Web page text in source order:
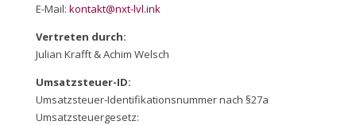
E-Mail: kontakt@nxt-lvl.ink
Vertreten durch:
Julian Krafft & Achim Welsch
Umsatzsteuer-ID:
Umsatzsteuer-Identifikationsnummer nach §27a
Umsatzsteuergesetz: